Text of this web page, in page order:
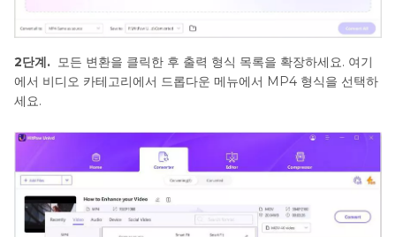
2단계. 모든 변환을 클릭한 후 출력 형식 목록을 확장하세요. 여기
에서 비디오 카테고리에서 드롭다운 메뉴에서 MP4 형식을 선택하
세요.